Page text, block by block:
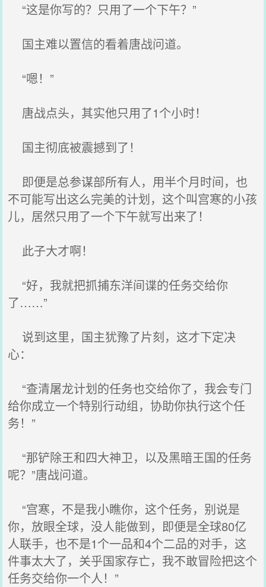
“这是你写的？只用了一个下午？”
国主难以置信的看着唐战问道。
“嗯！”
唐战点头，其实他只用了1个小时！
国主彻底被震撼到了！
即便是总参谋部所有人，用半个月时间，也
不可能写出这么完美的计划，这个叫宫寒的小孩
儿，居然只用了一个下午就写出来了！
此子大才啊！
“好，我就把抓捕东洋间谍的任务交给你
了……”
说到这里，国主犹豫了片刻，这才下定决
心：
“查清屠龙计划的任务也交给你了，我会专门
给你成立一个特别行动组，协助你执行这个任
务！”
“那铲除王和四大神卫，以及黑暗王国的任务
呢？”唐战问道。
“宫寒，不是我小瞧你，这个任务，别说是
你，放眼全球，没人能做到，即便是全球80亿
人联手，也不是1个一品和4个二品的对手，这
件事太大了，关乎国家存亡，我不敢冒险把这个
任务交给你一个人！”